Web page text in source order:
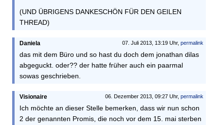
(UND ÜBRIGENS DANKESCHÖN FÜR DEN GEILEN
THREAD)
07. Juli 2013, 13:19 Uhr, permalink
Daniela
das mit dem Büro und so hast du doch dem jonathan dilas
abgeguckt. oder?? der hatte früher auch ein paarmal
sowas geschrieben.
06. Dezember 2013, 09:27 Uhr, permalink
Visionaire
Ich möchte an dieser Stelle bemerken, dass wir nun schon
2 der genannten Promis, die noch vor dem 15. mai sterben